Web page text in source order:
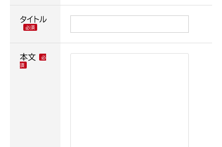
タイトル
本文